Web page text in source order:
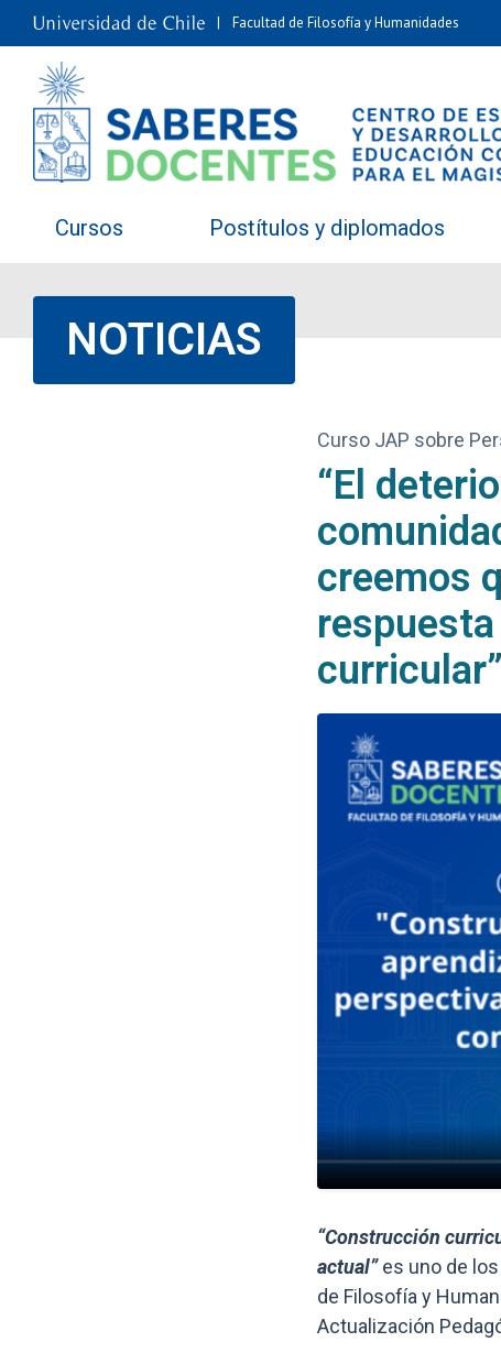
Facultad de Filosofía y Humanidades
Cursos Postítulos y diplomados
NOTICIAS
Curso JAP sobre
“El
creemos
curricular”
“Construcción
actual”es uno de
de Filosofía y
Actualización